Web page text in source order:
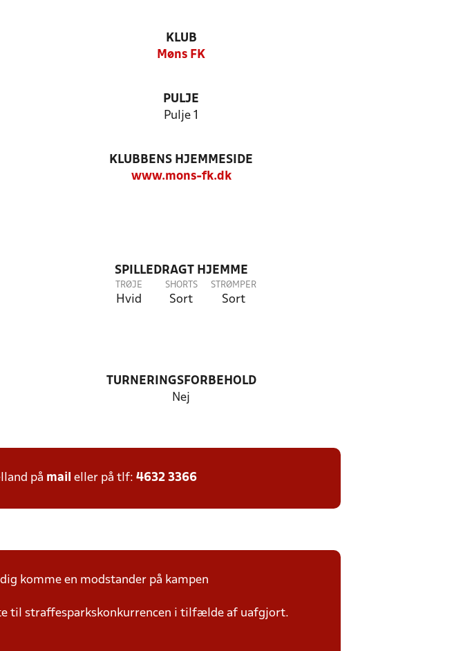
KLUB
Møns FK
PULJE
Pulje 1
KLUBBENS HJEMMESIDE
www.mons-fk.dk
SPILLEDRAGT HJEMME
TRØJE
Hvid
SHORTS
Sort
STRØMPER
Sort
TURNERINGSFORBEHOLD
Nej
på mail eller på tlf: 4632 3366
komme en modstander på kampen
til straffesparkskonkurrencen i tilfælde af uafgjort.